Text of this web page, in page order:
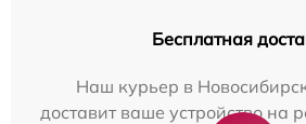
Бесплатная
Наш курьер в
доставит ваше устройство на